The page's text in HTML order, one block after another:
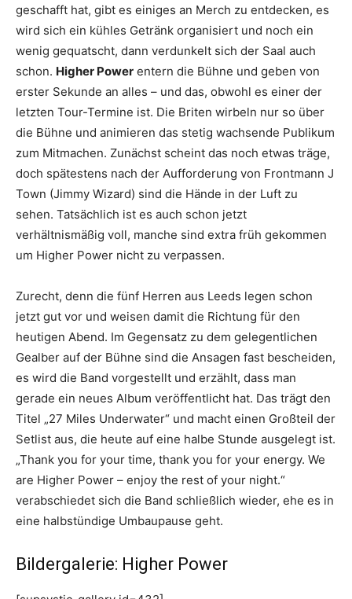
geschafft hat, gibt es einiges an Merch zu entdecken, es
wird sich ein kühles Getränk organisiert und noch ein
wenig gequatscht, dann verdunkelt sich der Saal auch
schon. Higher Power entern die Bühne und geben von
erster Sekunde an alles – und das, obwohl es einer der
letzten Tour-Termine ist. Die Briten wirbeln nur so über
die Bühne und animieren das stetig wachsende Publikum
zum Mitmachen. Zunächst scheint das noch etwas träge,
doch spätestens nach der Aufforderung von Frontmann J
Town (Jimmy Wizard) sind die Hände in der Luft zu
sehen. Tatsächlich ist es auch schon jetzt
verhältnismäßig voll, manche sind extra früh gekommen
um Higher Power nicht zu verpassen.
Zurecht, denn die fünf Herren aus Leeds legen schon
jetzt gut vor und weisen damit die Richtung für den
heutigen Abend. Im Gegensatz zu dem gelegentlichen
Gealber auf der Bühne sind die Ansagen fast bescheiden,
es wird die Band vorgestellt und erzählt, dass man
gerade ein neues Album veröffentlicht hat. Das trägt den
Titel „27 Miles Underwater“ und macht einen Großteil der
Setlist aus, die heute auf eine halbe Stunde ausgelegt ist.
„Thank you for your time, thank you for your energy. We
are Higher Power – enjoy the rest of your night.“
verabschiedet sich die Band schließlich wieder, ehe es in
eine halbstündige Umbaupause geht.
Bildergalerie: Higher Power